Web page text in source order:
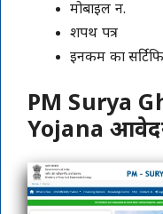
मोबाइल न.
शपथ पत्र
इनकम का
PM Surya
Yojana आवेदन